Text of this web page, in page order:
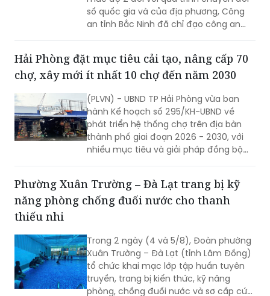
số quốc gia và của địa phương, Công
an tỉnh Bắc Ninh đã chỉ đạo công an
nhận, kích hoạt tài khoản định danh
điện tử cho người dân.
Hải Phòng đặt mục tiêu cải tạo, nâng cấp 70
chợ, xây mới ít nhất 10 chợ đến năm 2030
(PLVN) - UBND TP Hải Phòng vừa ban
hành Kế hoạch số 295/KH-UBND về
phát triển hệ thống chợ trên địa bàn
thành phố giai đoạn 2026 - 2030, với
nhiều mục tiêu và giải pháp đồng bộ
doanh, đáp ứng yêu cầu phát triển đô
thị và xây dựng nông thôn mới.
Phường Xuân Trường – Đà Lạt trang bị kỹ
năng phòng chống đuối nước cho thanh
thiếu nhi
Trong 2 ngày (4 và 5/8), Đoàn phường
Xuân Trường – Đà Lạt (tỉnh Lâm Đồng)
tổ chức khai mạc lớp tập huấn tuyên
truyền, trang bị kiến thức, kỹ năng
phòng, chống đuối nước và sơ cấp cứu